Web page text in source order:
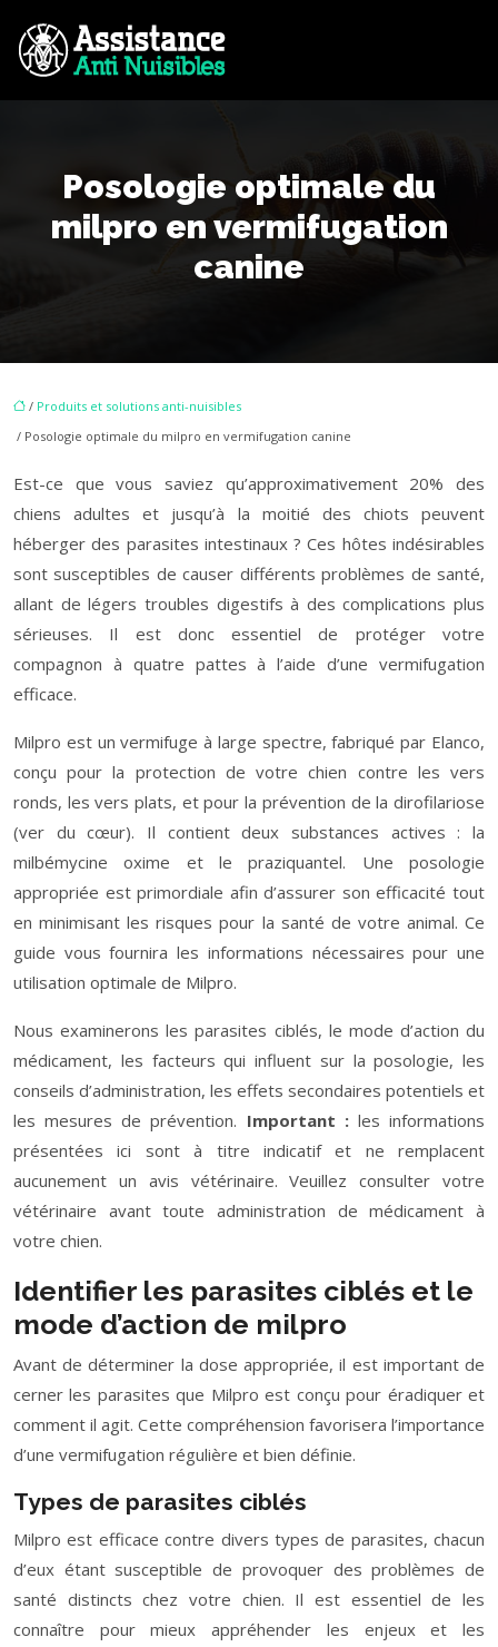
Posologie optimale du
milpro en vermifugation
canine
/ Produits et solutions anti-nuisibles
/ Posologie optimale du milpro en vermifugation canine
Est-ce que vous saviez qu’approximativement 20% des
chiens adultes et jusqu’à la moitié des chiots peuvent
héberger des parasites intestinaux ? Ces hôtes indésirables
sont susceptibles de causer différents problèmes de santé,
allant de légers troubles digestifs à des complications plus
sérieuses. Il est donc essentiel de protéger votre
compagnon à quatre pattes à l’aide d’une vermifugation
efficace.
Milpro est un vermifuge à large spectre, fabriqué par Elanco,
conçu pour la protection de votre chien contre les vers
ronds, les vers plats, et pour la prévention de la dirofilariose
(ver du cœur). Il contient deux substances actives : la
milbémycine oxime et le praziquantel. Une posologie
appropriée est primordiale afin d’assurer son efficacité tout
en minimisant les risques pour la santé de votre animal. Ce
guide vous fournira les informations nécessaires pour une
utilisation optimale de Milpro.
Nous examinerons les parasites ciblés, le mode d’action du
médicament, les facteurs qui influent sur la posologie, les
conseils d’administration, les effets secondaires potentiels et
les mesures de prévention. Important : les informations
présentées ici sont à titre indicatif et ne remplacent
aucunement un avis vétérinaire. Veuillez consulter votre
vétérinaire avant toute administration de médicament à
votre chien.
Identifier les parasites ciblés et le
mode d’action de milpro
Avant de déterminer la dose appropriée, il est important de
cerner les parasites que Milpro est conçu pour éradiquer et
comment il agit. Cette compréhension favorisera l’importance
d’une vermifugation régulière et bien définie.
Types de parasites ciblés
Milpro est efficace contre divers types de parasites, chacun
d’eux étant susceptible de provoquer des problèmes de
santé distincts chez votre chien. Il est essentiel de les
connaître pour mieux appréhender les enjeux et les